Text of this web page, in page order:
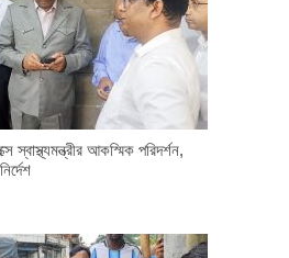
স্বাস্থ্যমন্ত্রীর আকস্মিক পরিদর্শন,